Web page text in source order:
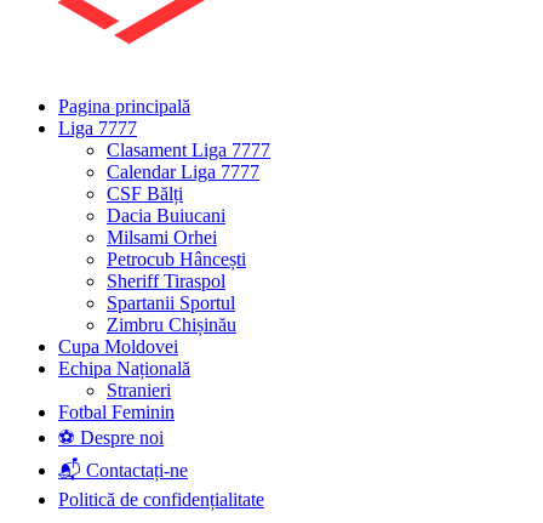
Pagina principală
Liga 7777
Clasament Liga 7777
Calendar Liga 7777
CSF Bălți
Dacia Buiucani
Milsami Orhei
Petrocub Hâncești
Sheriff Tiraspol
Spartanii Sportul
Zimbru Chișinău
Cupa Moldovei
Echipa Națională
Stranieri
Fotbal Feminin
⚽ Despre noi
📬 Contactați-ne
Politică de confidențialitate